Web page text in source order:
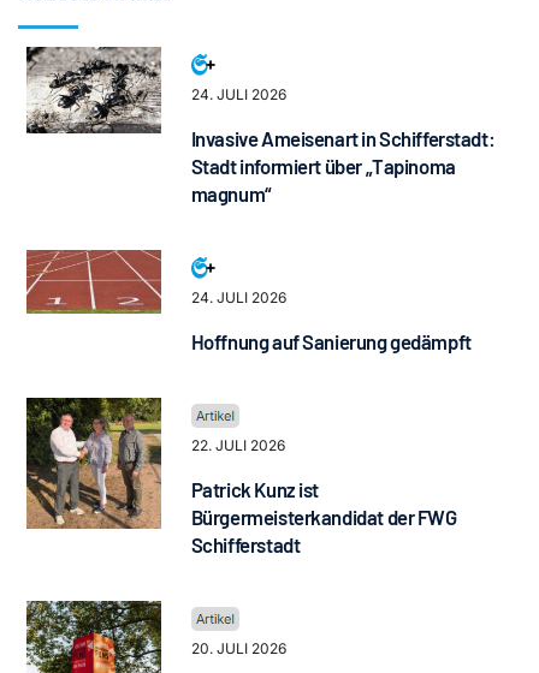
24. JULI 2026
Invasive Ameisenart in Schifferstadt:
Stadt informiert über „Tapinoma
magnum“
24. JULI 2026
Hoffnung auf Sanierung gedämpft
22. JULI 2026
Patrick Kunz ist
Bürgermeisterkandidat der FWG
Schifferstadt
20. JULI 2026